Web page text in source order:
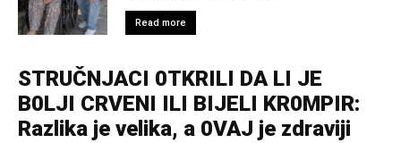
Read more
STRUČNJACI 0TKRILI DA LI JE
B0LJI CRVENI ILI BIJELI KR0MPIR:
Razlika je velika, a 0VAJ je zdraviji